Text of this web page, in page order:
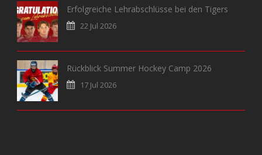
Erfolgreiche Lehrabschlüsse bei den Tigers
22 Jul 2026
Rückblick Summer Hockey Camp 2026
17 Jul 2026